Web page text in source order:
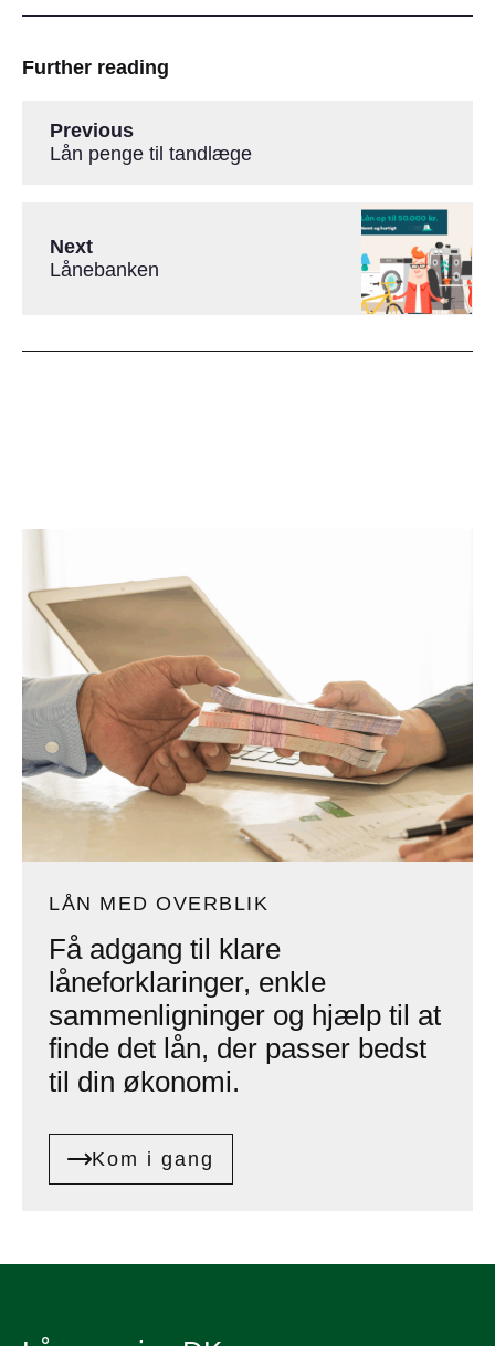
Further reading
Previous
Lån penge til tandlæge
Next
Lånebanken
LÅN MED OVERBLIK
Få adgang til klare
låneforklaringer, enkle
sammenligninger og hjælp til at
finde det lån, der passer bedst
til din økonomi.
Kom i gang